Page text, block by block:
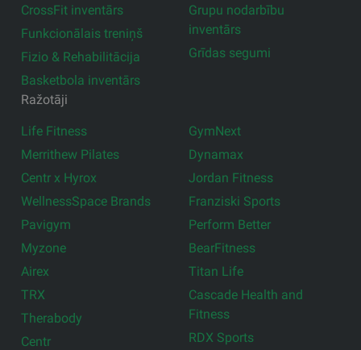
CrossFit inventārs
Funkcionālais treniņš
Fizio & Rehabilitācija
Basketbola inventārs
Grupu nodarbību
inventārs
Grīdas segumi
Ražotāji
Life Fitness
Merrithew Pilates
Centr x Hyrox
WellnessSpace Brands
Pavigym
Myzone
Airex
TRX
Therabody
Centr
GymNext
Dynamax
Jordan Fitness
Franziski Sports
Perform Better
BearFitness
Titan Life
Cascade Health and
Fitness
RDX Sports